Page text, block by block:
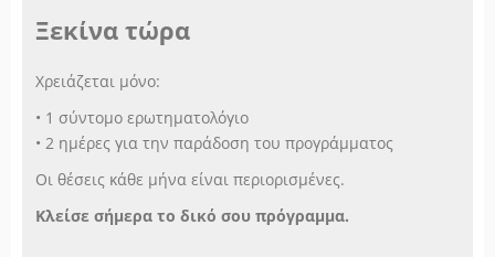
Ξεκίνα τώρα
Χρειάζεται μόνο:
• 1 σύντομο ερωτηματολόγιο
• 2 ημέρες για την παράδοση του προγράμματος
Οι θέσεις κάθε μήνα είναι περιορισμένες.
Κλείσε σήμερα το δικό σου πρόγραμμα.